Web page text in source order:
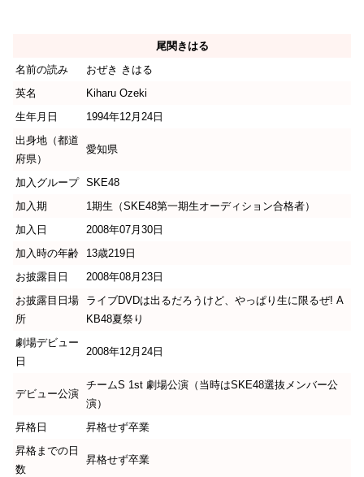
尾関きはる
名前の読み
おぜき きはる
英名
Kiharu Ozeki
生年月日
1994年12月24日
出身地（都道
府県）
愛知県
加入グループ SKE48
加入期
1期生（SKE48第一期生オーディション合格者）
加入日
2008年07月30日
加入時の年齢
13歳219日
お披露目日
2008年08月23日
お披露目日場
所
ライブDVDは出るだろうけど、やっぱり生に限るぜ! A
KB48夏祭り
劇場デビュー
日
2008年12月24日
デビュー公演
チームS 1st 劇場公演（当時はSKE48選抜メンバー公
演）
昇格日
昇格せず卒業
昇格までの日
数
昇格せず卒業